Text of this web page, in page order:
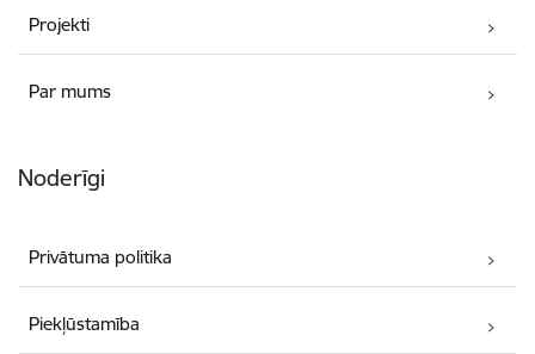
Projekti
Par mums
Noderīgi
Privātuma politika
Piekļūstamība